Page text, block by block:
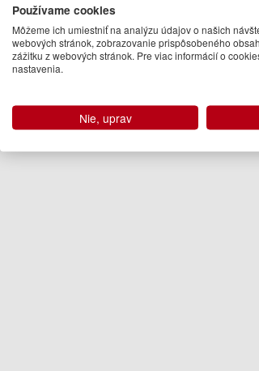
Kalendáre, diáre, pohľadnice
Turistickí sprievodcovia
Používame cookies
Môžeme ich umiestniť na analýzu údajov o našich
webových stránok, zobrazovanie prispôsobeného
zážitku z webových stránok. Pre viac informácií o
nastavenia.
Nie, uprav